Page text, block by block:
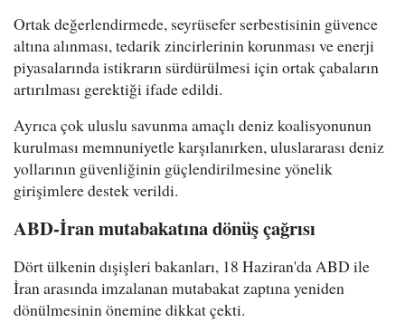
Ortak değerlendirmede, seyrüsefer serbestisinin güvence
altına alınması, tedarik zincirlerinin korunması ve enerji
piyasalarında istikrarın sürdürülmesi için ortak çabaların
artırılması gerektiği ifade edildi.
Ayrıca çok uluslu savunma amaçlı deniz koalisyonunun
kurulması memnuniyetle karşılanırken, uluslararası deniz
yollarının güvenliğinin güçlendirilmesine yönelik
girişimlere destek verildi.
ABD-İran mutabakatına dönüş çağrısı
Dört ülkenin dışişleri bakanları, 18 Haziran'da ABD ile
İran arasında imzalanan mutabakat zaptına yeniden
dönülmesinin önemine dikkat çekti.